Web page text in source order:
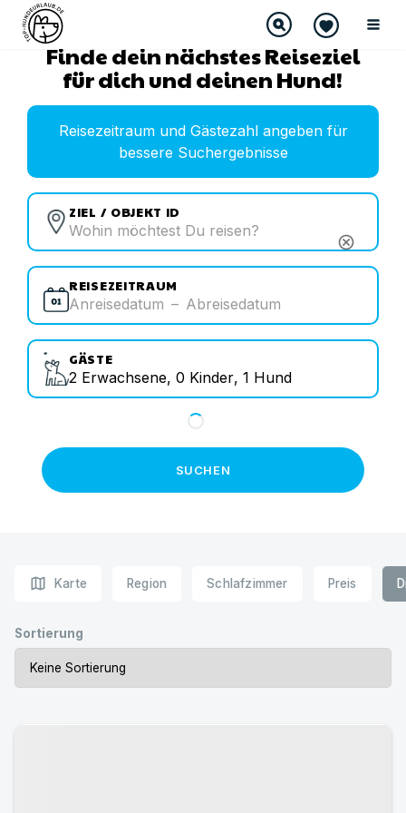
Finde dein nächstes Reiseziel
für dich und deinen Hund!
Reisezeitraum und Gästezahl angeben für
bessere Suchergebnisse
ZIEL / OBJEKT ID
cancel
REISEZEITRAUM
Anreisedatum – Abreisedatum
GÄSTE
2 Erwachsene, 0 Kinder, 1 Hund
SUCHEN
map Karte Region Schlafzimmer Preis
Sortierung